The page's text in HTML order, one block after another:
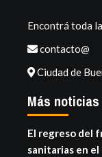
Encontrá toda
contacto@
Ciudad de
Más noticias
El regreso del
sanitarias en